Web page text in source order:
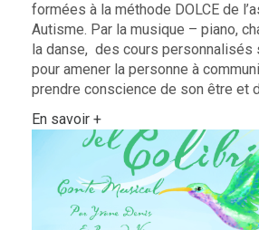
formées à la méthode DOLCE de
Autisme. Par la musique – piano,
la danse, des cours personnalisés
pour amener la personne à
prendre conscience de son être et
En savoir +